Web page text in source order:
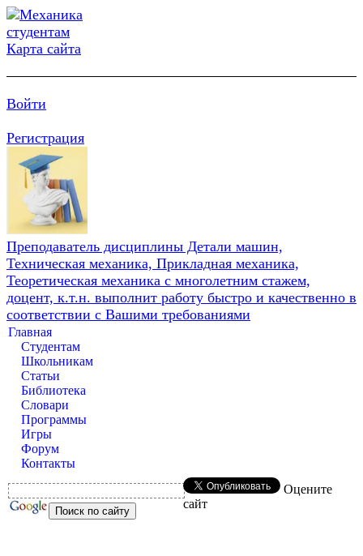
Карта сайта
Войти
Регистрация
Преподаватель дисциплины Детали машин,
Техническая механика, Прикладная механика,
Теоретическая механика с многолетним стажем,
доцент, к.т.н. выполнит работу быстро и качественно в
соответствии с Вашими требованиями
Главная
Студентам
Школьникам
Статьи
Библиотека
Словари
Программы
Игры
Форум
Контакты
Оцените
сайт